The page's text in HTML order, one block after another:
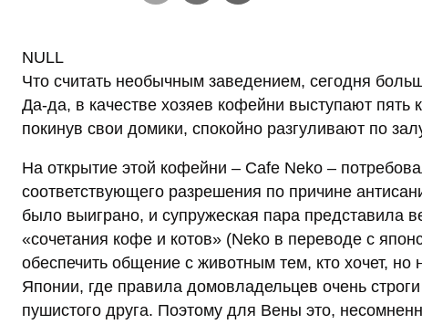
NULL
Что считать необычным заведением, сегодня
Да-да, в качестве хозяев кофейни выступают
покинув свои домики, спокойно разгуливают по
На открытие этой кофейни – Cafe Neko –
соответствующего разрешения по причине
было выиграно, и супружеская пара представила
«сочетания кофе и котов» (Neko в переводе с
обеспечить общение с животным тем, кто хочет,
Японии, где правила домовладельцев очень
пушистого друга. Поэтому для Вены это,